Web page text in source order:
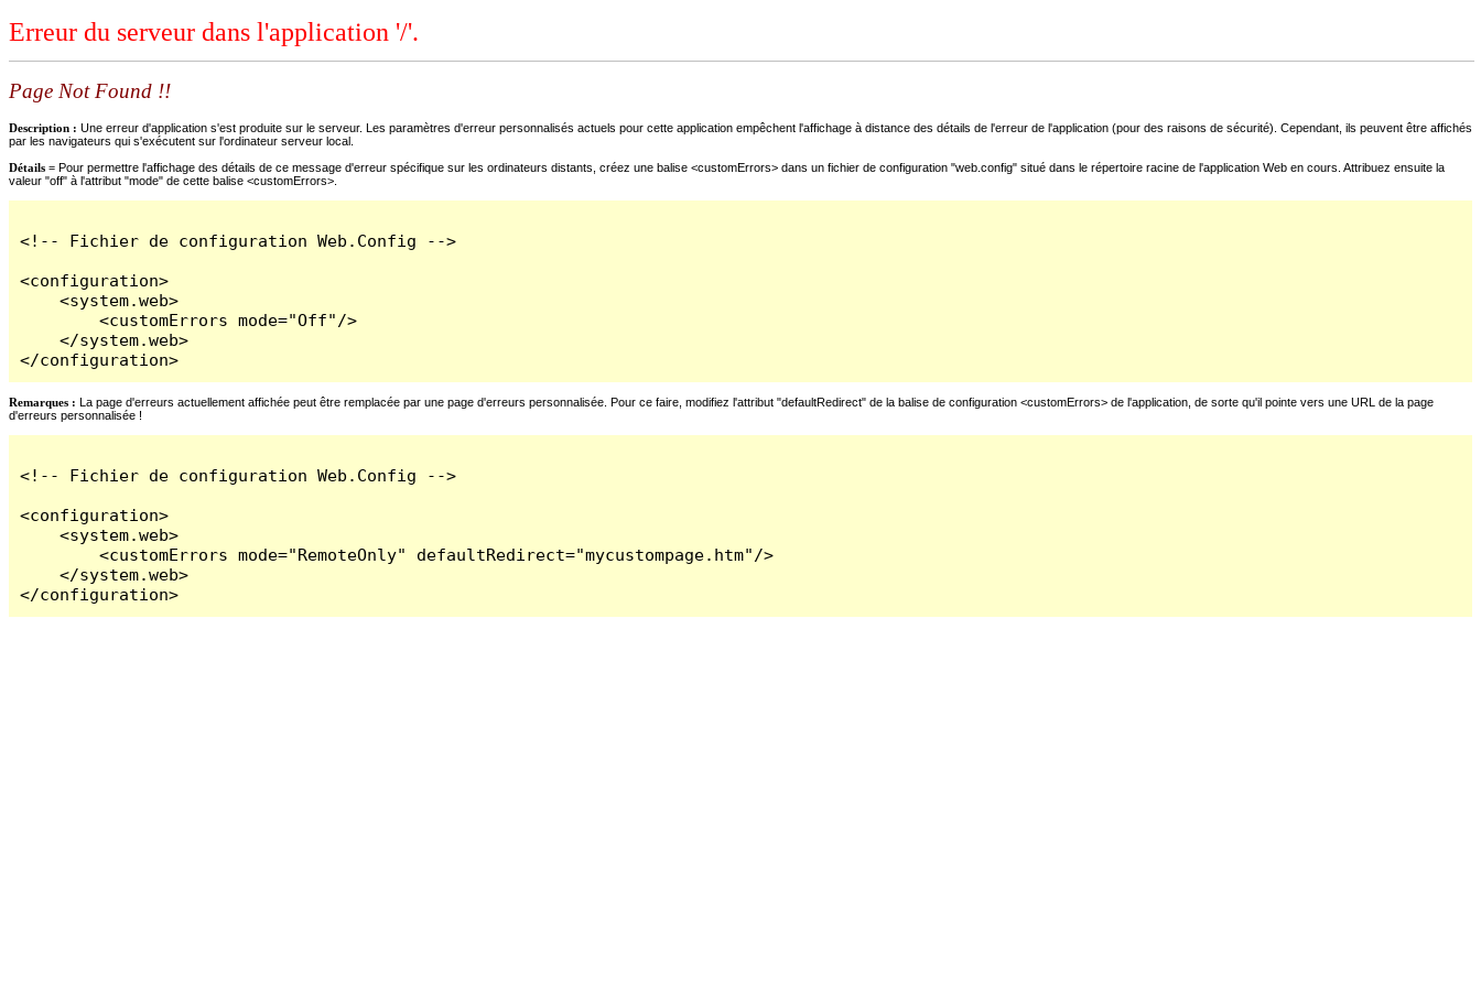
Erreur du serveur dans l'application '/'.
Page Not Found !!
Description : Une erreur d'application s'est produite sur le serveur. Les paramètres d'erreur personnalisés actuels pour cette application empêchent l'affichage à distance des détails de l'erreur de l'application (pour des raisons de sécurité). Cependant, ils peuvent être affichés
par les navigateurs qui s'exécutent sur l'ordinateur serveur local.
Détails = Pour permettre l'affichage des détails de ce message d'erreur spécifique sur les ordinateurs distants, créez une balise <customErrors> dans un fichier de configuration "web.config" situé dans le répertoire racine de l'application Web en cours. Attribuez ensuite la
valeur "off" à l'attribut "mode" de cette balise <customErrors>.
<!-- Fichier de configuration Web.Config -->
<configuration>
    <system.web>
        <customErrors mode="Off"/>
    </system.web>
</configuration>
Remarques : La page d'erreurs actuellement affichée peut être remplacée par une page d'erreurs personnalisée. Pour ce faire, modifiez l'attribut "defaultRedirect" de la balise de configuration <customErrors> de l'application, de sorte qu'il pointe vers une URL de la page
d'erreurs personnalisée !
<!-- Fichier de configuration Web.Config -->
<configuration>
    <system.web>
        <customErrors mode="RemoteOnly" defaultRedirect="mycustompage.htm"/>
    </system.web>
</configuration>